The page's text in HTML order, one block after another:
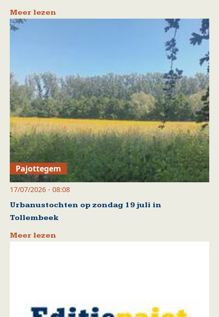
Meer lezen
Pajottegem
17/07/2026 - 08:08
Urbanustochten op zondag 19 juli in
Tollembeek
Meer lezen